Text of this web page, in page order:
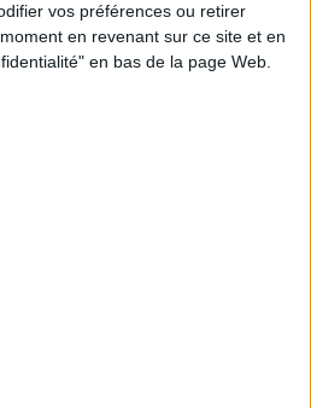
vos préférences ou retirer
en revenant sur ce site et en
en bas de la page Web.